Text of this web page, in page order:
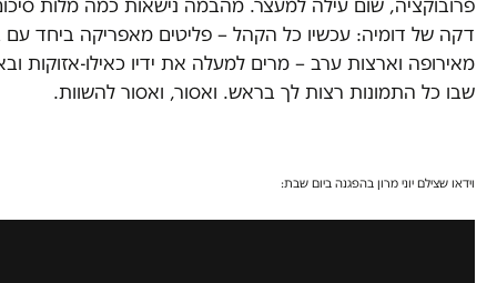
פרובוקציה, שום עילה למעצר. מהבמה נישאות כמה מלות
דקה של דומיה: עכשיו כל הקהל – פליטים מאפריקה ביחד עם
מאירופה וארצות ערב – מרים למעלה את ידיו כאילו-אזוקות
שבו כל התמונות רצות לך בראש. ואסור, ואסור להשוות.
וידאו שצילם יוני מרון בהפגנה ביום שבת: